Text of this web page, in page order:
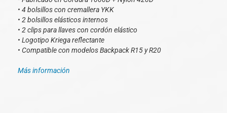
• 4 bolsillos con cremallera YKK
• 2 bolsillos elásticos internos
• 2 clips para llaves con cordón elástico
• Logotipo Kriega reflectante
• Compatible con modelos Backpack R15 y R20
Más información